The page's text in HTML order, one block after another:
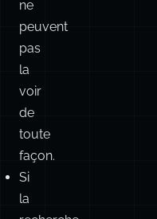
voir
de
toute
façon.
Si
la
recherche
est
incorrecte,
le